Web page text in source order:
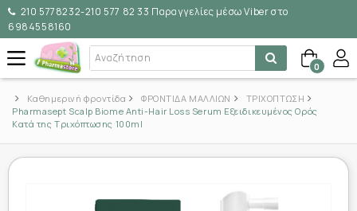
210 5778232-210 577 82 33 Παραγγελίες μέσω Viber στο
6984558160
0
Καθημερινή φροντίδα ΦΡΟΝΤΙΔΑ ΜΑΛΛΙΩΝ
ΤΡΙΧΟΠΤΩΣΗ
Pharmasept Scalp Biome Anti-Hair Loss Serum Εξειδικευμένος Ορός
Κατά της Τριχόπτωσης 100ml